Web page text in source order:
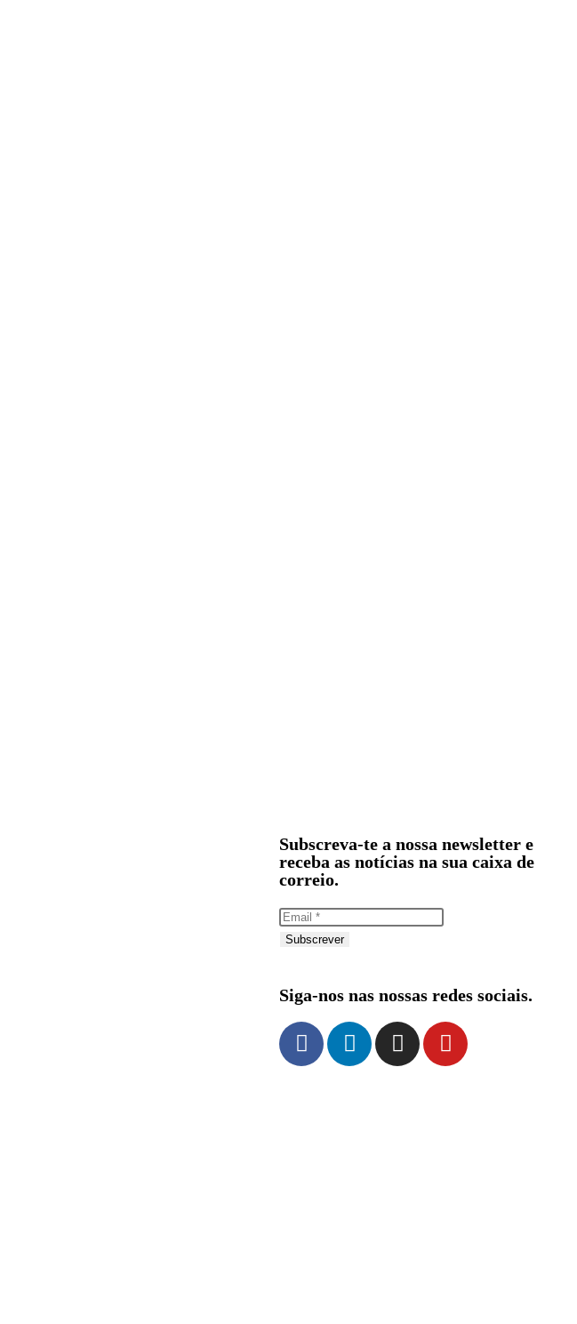
Subscreva-te a nossa newsletter e
receba as notícias na sua caixa de
correio.
Subscrever
Siga-nos nas nossas redes sociais.